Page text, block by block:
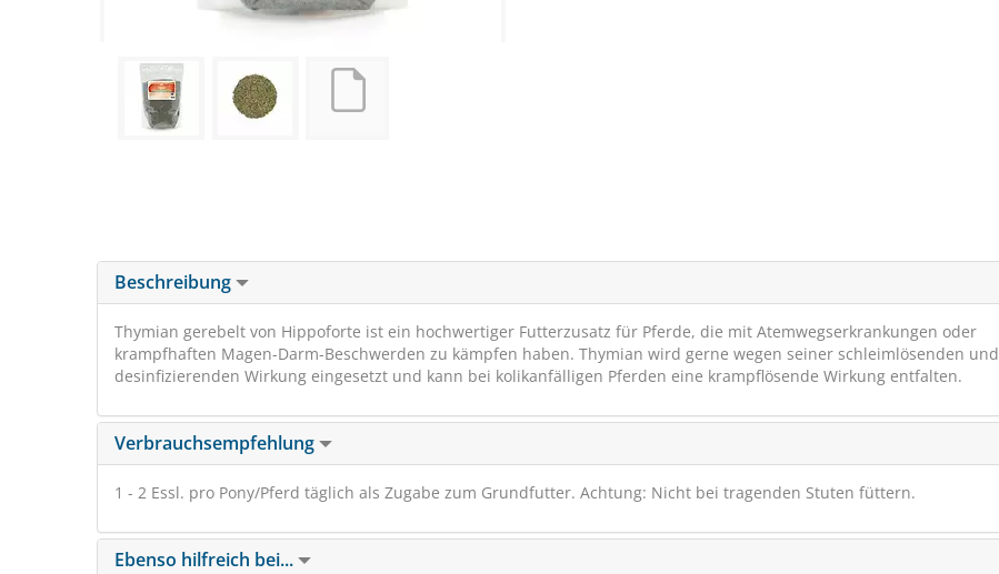
Beschreibung
Thymian gerebelt von Hippoforte ist ein hochwertiger Futterzusatz für Pferde, die mit Atemwegserkrankungen oder
krampfhaften Magen-Darm-Beschwerden zu kämpfen haben. Thymian wird gerne wegen seiner schleimlösenden und
desinfizierenden Wirkung eingesetzt und kann bei kolikanfälligen Pferden eine krampflösende Wirkung entfalten.
Verbrauchsempfehlung
1 - 2 Essl. pro Pony/Pferd täglich als Zugabe zum Grundfutter. Achtung: Nicht bei tragenden Stuten füttern.
Ebenso hilfreich bei...